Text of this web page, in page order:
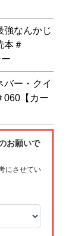
強なんかじ
＃
バー・クイ
【カー